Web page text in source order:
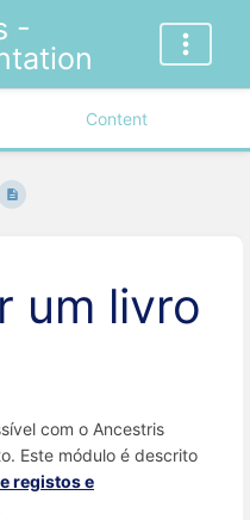
-
Content
um livro
com o Ancestris
Este módulo é descrito
registos e